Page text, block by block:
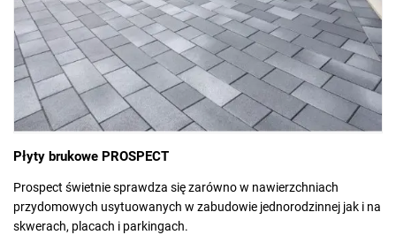
Płyty brukowe PROSPECT
Prospect świetnie sprawdza się zarówno w nawierzchniach
przydomowych usytuowanych w zabudowie jednorodzinnej jak i na
skwerach, placach i parkingach.